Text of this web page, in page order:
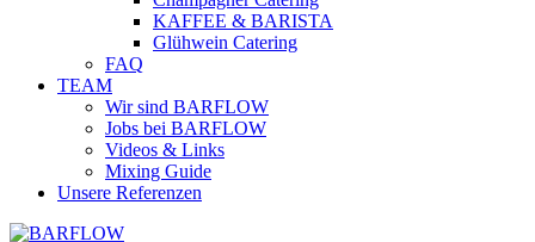
KAFFEE & BARISTA
Glühwein Catering
FAQ
TEAM
Wir sind BARFLOW
Jobs bei BARFLOW
Videos & Links
Mixing Guide
Unsere Referenzen